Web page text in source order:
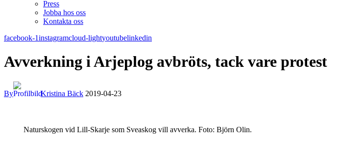
Press
Jobba hos oss
Kontakta oss
facebook-1instagramcloud-lightyoutubelinkedin
Avverkning i Arjeplog avbröts, tack vare protest
By Kristina Bäck 2019-04-23
Naturskogen vid Lill-Skarje som Sveaskog vill avverka. Foto: Björn Olin.